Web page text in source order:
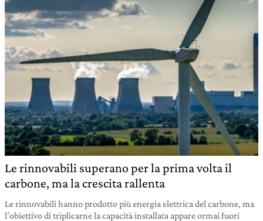
Le rinnovabili superano per la prima volta il
carbone, ma la crescita rallenta
Le rinnovabili hanno prodotto più energia elettrica del carbone, ma
l’obiettivo di triplicarne la capacità installata appare ormai fuori